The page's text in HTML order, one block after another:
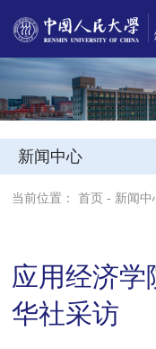
新闻中心
当前位置：首页 - 新闻中
应用经济学
华社采访